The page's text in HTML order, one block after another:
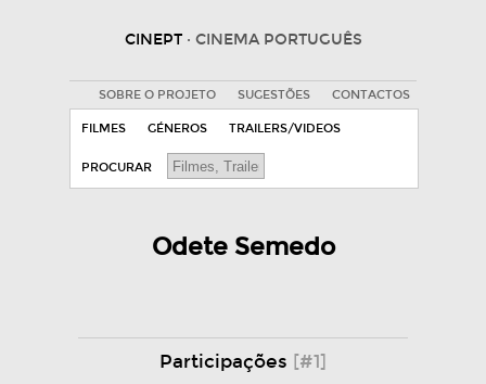
CINEPT · CINEMA PORTUGUÊS
SOBRE O PROJETO SUGESTÕES CONTACTOS
FILMES GÉNEROS TRAILERS/VIDEOS
PROCURAR
Odete Semedo
Participações [#1]